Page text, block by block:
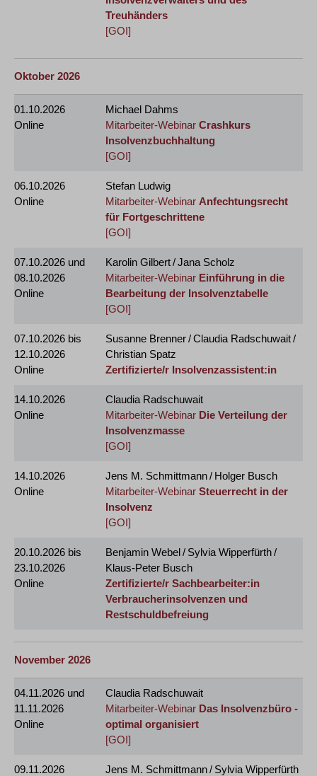
Treuhänders
[GOI]
Oktober 2026
01.10.2026
Online
Michael Dahms
Mitarbeiter-Webinar Crashkurs
Insolvenzbuchhaltung
[GOI]
06.10.2026
Online
Stefan Ludwig
Mitarbeiter-Webinar Anfechtungsrecht
für Fortgeschrittene
[GOI]
07.10.2026 und
08.10.2026
Online
Karolin Gilbert / Jana Scholz
Mitarbeiter-Webinar Einführung in die
Bearbeitung der Insolvenztabelle
[GOI]
07.10.2026 bis
12.10.2026
Online
Susanne Brenner / Claudia Radschuwait /
Christian Spatz
Zertifizierte/r Insolvenzassistent:in
14.10.2026
Online
Claudia Radschuwait
Mitarbeiter-Webinar Die Verteilung der
Insolvenzmasse
[GOI]
14.10.2026
Online
Jens M. Schmittmann / Holger Busch
Mitarbeiter-Webinar Steuerrecht in der
Insolvenz
[GOI]
20.10.2026 bis
23.10.2026
Online
Benjamin Webel / Sylvia Wipperfürth /
Klaus-Peter Busch
Zertifizierte/r Sachbearbeiter:in
Verbraucherinsolvenzen und
Restschuldbefreiung
November 2026
04.11.2026 und
11.11.2026
Online
Claudia Radschuwait
Mitarbeiter-Webinar Das Insolvenzbüro -
optimal organisiert
[GOI]
09.11.2026
Jens M. Schmittmann / Sylvia Wipperfürth